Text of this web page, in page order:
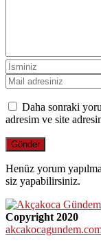
Daha sonraki
adresim ve site
Henüz yorum
siz yapabilirsiniz.
Copyright 2020